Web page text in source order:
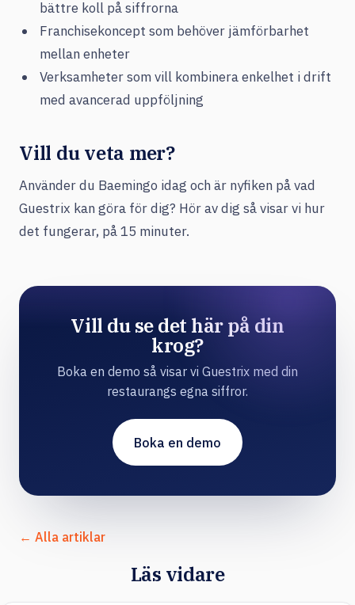
bättre koll på siffrorna
Franchisekoncept som behöver jämförbarhet
mellan enheter
Verksamheter som vill kombinera enkelhet i drift
med avancerad uppföljning
Vill du veta mer?
Använder du Baemingo idag och är nyfiken på vad
Guestrix kan göra för dig? Hör av dig så visar vi hur
det fungerar, på 15 minuter.
Vill du se det här på din
krog?
Boka en demo så visar vi Guestrix med din
restaurangs egna siffror.
Boka en demo
← Alla artiklar
Läs vidare